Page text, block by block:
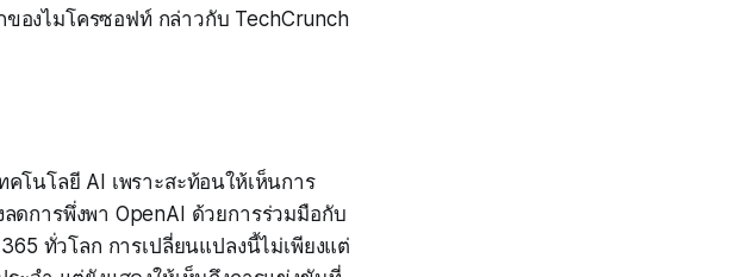
ของไมโครซอฟท์ กล่าวกับ TechCrunch
โนโลยี AI เพราะสะท้อนให้เห็นการ
ดการพึ่งพา OpenAI ด้วยการร่วมมือกับ
ทั่วโลก การเปลี่ยนแปลงนี้ไม่เพียงแต่